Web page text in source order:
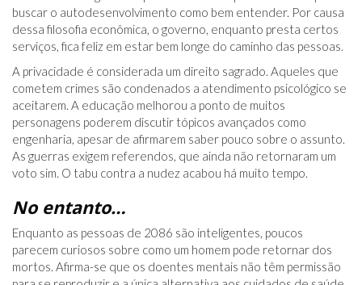
buscar o autodesenvolvimento como bem entender. Por causa
dessa filosofia econômica, o governo, enquanto presta certos
serviços, fica feliz em estar bem longe do caminho das pessoas.
A privacidade é considerada um direito sagrado. Aqueles que
cometem crimes são condenados a atendimento psicológico se
aceitarem. A educação melhorou a ponto de muitos
personagens poderem discutir tópicos avançados como
engenharia, apesar de afirmarem saber pouco sobre o assunto.
As guerras exigem referendos, que ainda não retornaram um
voto sim. O tabu contra a nudez acabou há muito tempo.
No entanto…
Enquanto as pessoas de 2086 são inteligentes, poucos
parecem curiosos sobre como um homem pode retornar dos
mortos. Afirma-se que os doentes mentais não têm permissão